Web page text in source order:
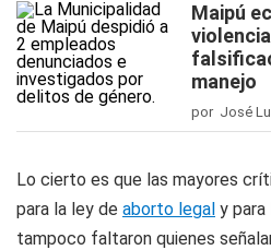
Maipú
manejo
por José
Lo cierto es que las mayores
para la ley de aborto legal y
tampoco faltaron quienes